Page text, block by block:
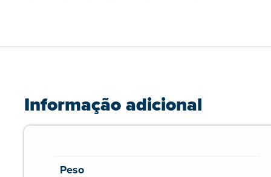
Informação adicional
Peso